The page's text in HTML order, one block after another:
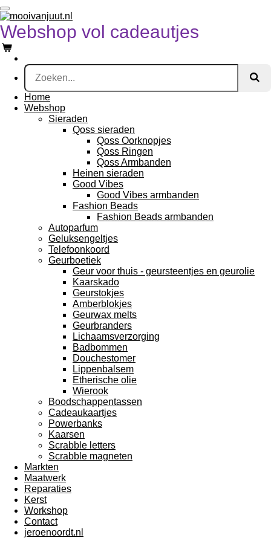
Ga
direct
naar
de
hoofdinhoud
Webshop vol cadeautjes
Home
Webshop
Sieraden
Qoss sieraden
Qoss Oorknopjes
Qoss Ringen
Qoss Armbanden
Heinen sieraden
Good Vibes
Good Vibes armbanden
Fashion Beads
Fashion Beads armbanden
Autoparfum
Geluksengeltjes
Telefoonkoord
Geurboetiek
Geur voor thuis - geursteentjes en geurolie
Kaarskado
Geurstokjes
Amberblokjes
Geurwax melts
Geurbranders
Lichaamsverzorging
Badbommen
Douchestomer
Lippenbalsem
Etherische olie
Wierook
Boodschappentassen
Cadeaukaartjes
Powerbanks
Kaarsen
Scrabble letters
Scrabble magneten
Markten
Maatwerk
Reparaties
Kerst
Workshop
Contact
jeroenoordt.nl